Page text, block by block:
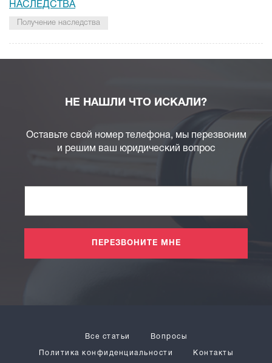
НАСЛЕДСТВА
Получение наследства
НЕ НАШЛИ ЧТО ИСКАЛИ?
Оставьте свой номер телефона, мы перезвоним
и решим ваш юридический вопрос
ПЕРЕЗВОНИТЕ МНЕ
Все статьи Вопросы
Политика конфиденциальности Контакты